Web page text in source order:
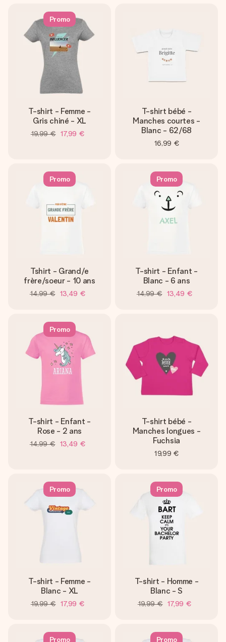
Promo
T-shirt - Femme -
Gris chiné - XL
19,99 € 17,99 €
T-shirt bébé -
Manches courtes -
Blanc - 62/68
16,99 €
Promo
Tshirt - Grand/e
frère/soeur - 10 ans
14,99 € 13,49 €
Promo
T-shirt - Enfant -
Blanc - 6 ans
14,99 € 13,49 €
Promo
T-shirt - Enfant -
Rose - 2 ans
14,99 € 13,49 €
T-shirt bébé -
Manches longues -
Fuchsia
19,99 €
Promo
T-shirt - Femme -
Blanc - XL
19,99 € 17,99 €
Promo
T-shirt - Homme -
Blanc - S
19,99 € 17,99 €
Promo Promo